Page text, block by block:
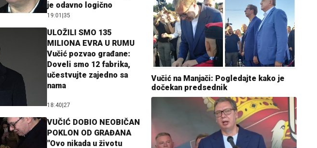
je odavno logično
19:01 35
ULOŽILI SMO 135
MILIONA EVRA U RUMU
Vučić pozvao građane:
Doveli smo 12 fabrika,
učestvujte zajedno sa
nama
18:40 27
VUČIĆ DOBIO NEOBIČAN
POKLON OD GRAĐANA
"Ovo nikada u životu
Vučić na Manjači: Pogledajte kako je
dočekan predsednik